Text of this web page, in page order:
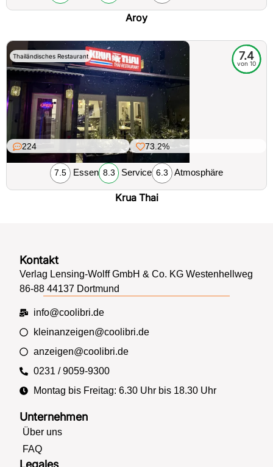
Aroy
Thailändisches Restaurant 7.4
von 10
224 73.2%
7.5 Essen 8.3 Service 6.3 Atmosphäre
Krua Thai
Unternehmen
Über uns
FAQ
Kontakt
Verlag Lensing-Wolff GmbH & Co. KG Westenhellweg
86-88 44137 Dortmund
info@coolibri.de
kleinanzeigen@coolibri.de
anzeigen@coolibri.de
0231 / 9059-9300
Montag bis Freitag: 6.30 Uhr bis 18.30 Uhr